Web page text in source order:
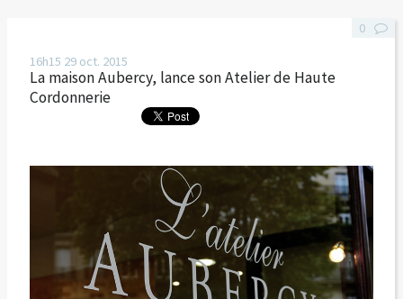
16h15 29 oct. 2015
La maison Aubercy, lance son Atelier de Haute
Cordonnerie
0